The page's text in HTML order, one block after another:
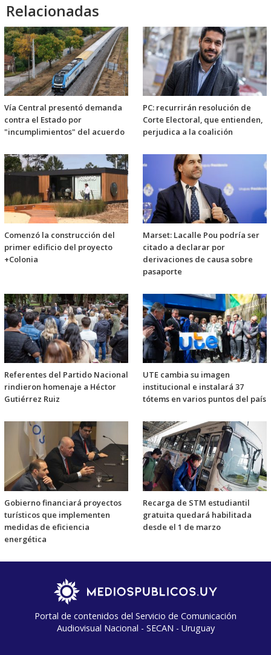
Relacionadas
Vía Central presentó demanda
contra el Estado por
"incumplimientos" del acuerdo
PC: recurrirán resolución de
Corte Electoral, que entienden,
perjudica a la coalición
Comenzó la construcción del
primer edificio del proyecto
+Colonia
Marset: Lacalle Pou podría ser
citado a declarar por
derivaciones de causa sobre
pasaporte
Referentes del Partido Nacional
rindieron homenaje a Héctor
Gutiérrez Ruiz
UTE cambia su imagen
institucional e instalará 37
tótems en varios puntos del país
Gobierno financiará proyectos
turísticos que implementen
medidas de eficiencia
energética
Recarga de STM estudiantil
gratuita quedará habilitada
desde el 1 de marzo
Portal de contenidos del Servicio de Comunicación
Audiovisual Nacional - SECAN - Uruguay